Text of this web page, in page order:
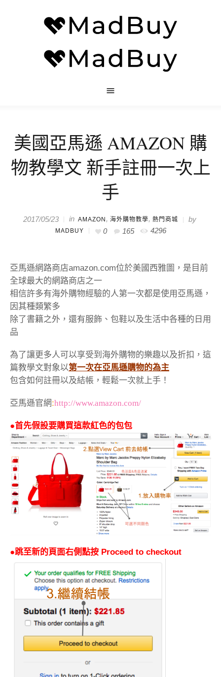
美國亞馬遜 AMAZON 購
物教學文 新手註冊一次上
手
2017/05/23 in AMAZON , 海外購物教學, 熱門商城 by
MADBUY 0 165 4296
亞馬遜網路商店amazon.com位於美國西雅圖，是目前
全球最大的網路商店之一
相信許多有海外購物經驗的人第一次都是使用亞馬遜，
因其種類繁多
除了書籍之外，還有服飾、包鞋以及生活中各種的日用
品
為了讓更多人可以享受到海外購物的樂趣以及折扣，這
篇教學文對象以第一次在亞馬遜購物的為主
包含如何註冊以及結帳，輕鬆一次就上手！
亞馬遜官網:http://www.amazon.com/
●首先假設要購買這款紅色的包包
●跳至新的頁面右側點按 Proceed to checkout